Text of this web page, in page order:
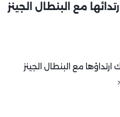
مع البنطال الجينز
مع البنطال الجينز